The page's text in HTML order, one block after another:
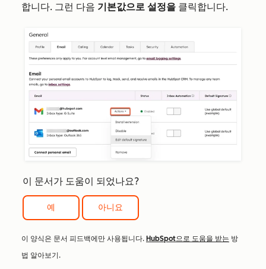
합니다. 그런 다음 기본값으로 설정을 클릭합니다.
이 문서가 도움이 되었나요?
예 아니요
이 양식은 문서 피드백에만 사용됩니다. HubSpot으로 도움을 받는 방
법 알아보기.